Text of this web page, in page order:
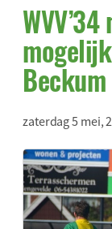
Beckum
zaterdag 5 mei,